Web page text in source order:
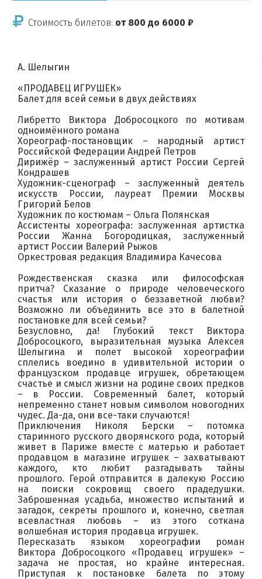
Стоимость билетов: от 800 до 6000 ₽
А. Шелыгин
«ПРОДАВЕЦ ИГРУШЕК»
Балет для всей семьи в двух действиях
Либретто Виктора Добросоцкого по мотивам
одноимённого романа
Хореограф-постановщик – народный артист
Российской Федерации Андрей Петров
Дирижёр – заслуженный артист России Сергей
Кондрашев
Художник-сценограф – заслуженный деятель
искусств России, лауреат Премии Москвы
Григорий Белов
Художник по костюмам – Ольга Полянская
Ассистенты хореографа: заслуженная артистка
России Жанна Богородицкая, заслуженный
артист России Валерий Рыжов
Оркестровая редакция Владимира Качесова
Рождественская сказка или философская
притча? Сказание о природе человеческого
счастья или история о беззаветной любви?
Возможно ли объединить все это в балетной
постановке для всей семьи?
Безусловно, да! Глубокий текст Виктора
Добросоцкого, выразительная музыка Алексея
Шелыгина и полет высокой хореографии
сплелись воедино в удивительной истории о
французском продавце игрушек, обретающем
счастье и смысл жизни на родине своих предков
– в России. Современный балет, который
непременно станет новым символом новогодних
чудес. Да-да, они все-таки случаются!
Приключения Николя Берски – потомка
старинного русского дворянского рода, который
живет в Париже вместе с матерью и работает
продавцом в магазине игрушек – захватывают
каждого, кто любит разгадывать тайны
прошлого. Герой отправится в далекую Россию
на поиски сокровищ своего прадедушки.
Заброшенная усадьба, множество испытаний и
загадок, секреты прошлого и, конечно, светлая
всевластная любовь – из этого соткана
волшебная история продавца игрушек.
Пересказать языком хореографии роман
Виктора Добросоцкого «Продавец игрушек» –
задача не простая, но крайне интересная.
Приступая к постановке балета по этому